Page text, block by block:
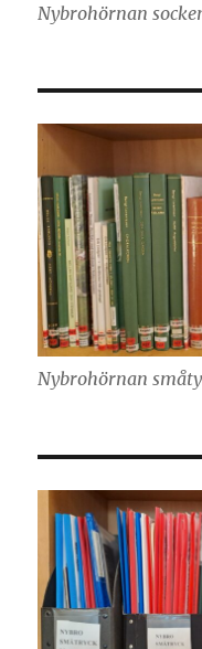
Nybrohörnan
Nybrohörnan